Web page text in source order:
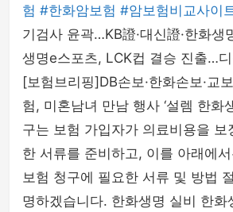
험 #한화암보험 #암보험비교사이
기검사 윤곽…KB證·대신證·한화생
생명e스포츠, LCK컵 결승 진출…
[보험브리핑]DB손보·한화손보·교
험, 미혼남녀 만남 행사 ‘설렘 한화
구는 보험 가입자가 의료비용을 보
한 서류를 준비하고, 이를 아래에
보험 청구에 필요한 서류 및 방법
명하겠습니다. 한화생명 실비 한화